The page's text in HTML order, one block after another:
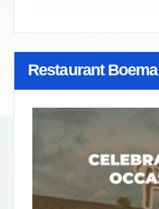
Restaurant Boema